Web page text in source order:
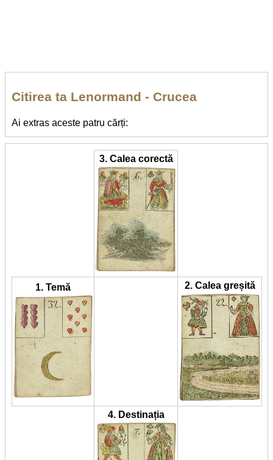
Citirea ta Lenormand - Crucea
Ai extras aceste patru cărți:
3. Calea corectă
1. Temă 2. Calea greșită
4. Destinația